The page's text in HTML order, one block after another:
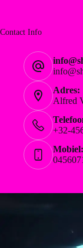
Contact Info
Adres:
Alfred
+32-
Mobiel: